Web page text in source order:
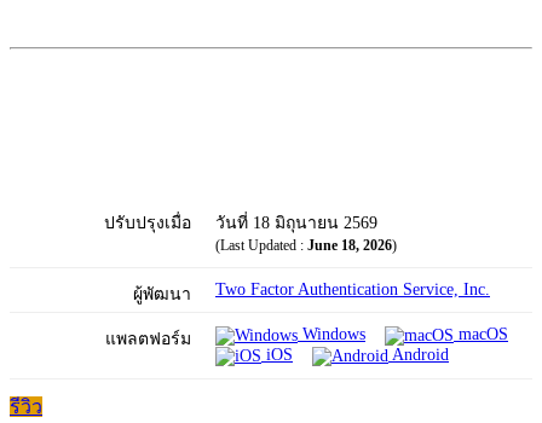
ปรับปรุงเมื่อ วันที่ 18 มิถุนายน 2569
(Last Updated : June 18, 2026)
ผู้พัฒนา Two Factor Authentication Service, Inc.
แพลตฟอร์ม Windows
macOS
iOS
Android
รีวิว